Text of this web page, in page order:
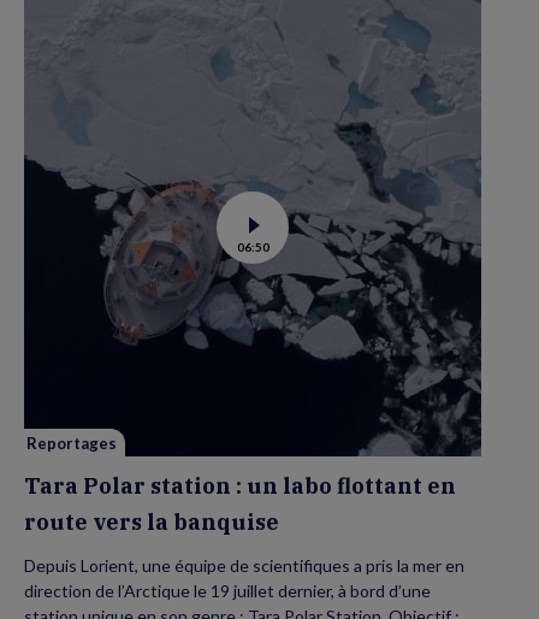
Voir
la
vidéo
de
Tara
Polar
station
:
la
06:50
Reportages
Tara Polar station : un labo flottant en
route vers la banquise
Depuis Lorient, une équipe de scientifiques a pris la mer en
direction de l’Arctique le 19 juillet dernier, à bord d’une